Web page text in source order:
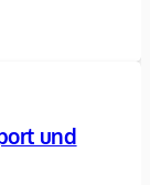
und